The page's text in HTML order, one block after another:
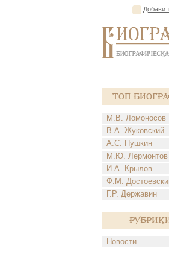
Топ
М.В. Ломоносов
В.А. Жуковский
А.С. Пушкин
М.Ю. Лермонтов
И.А. Крылов
Ф.М.
Г.Р. Державин
Новости